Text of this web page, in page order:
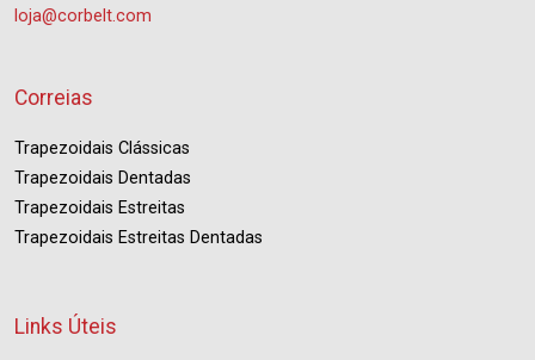
loja@corbelt.com
Correias
Trapezoidais Clássicas
Trapezoidais Dentadas
Trapezoidais Estreitas
Trapezoidais Estreitas Dentadas
Links Úteis